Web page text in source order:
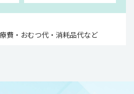
費・おむつ代・消耗品代など